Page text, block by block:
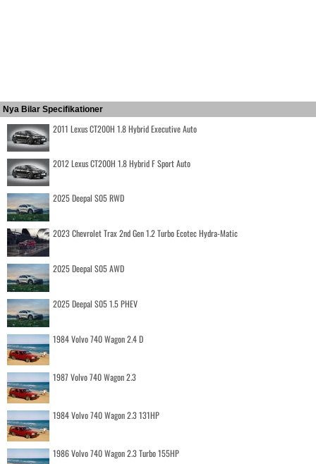
Nya Bilar Specifikationer
2011 Lexus CT200H 1.8 Hybrid Executive Auto
2012 Lexus CT200H 1.8 Hybrid F Sport Auto
2025 Deepal S05 RWD
2023 Chevrolet Trax 2nd Gen 1.2 Turbo Ecotec Hydra-Matic
2025 Deepal S05 AWD
2025 Deepal S05 1.5 PHEV
1984 Volvo 740 Wagon 2.4 D
1987 Volvo 740 Wagon 2.3
1984 Volvo 740 Wagon 2.3 131HP
1986 Volvo 740 Wagon 2.3 Turbo 155HP